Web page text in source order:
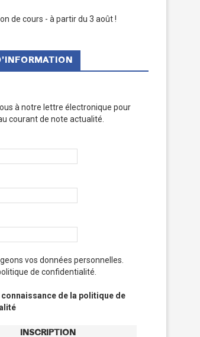
de cours - à partir du 3 août !
à notre lettre électronique pour
courant de note actualité.
vos données personnelles.
de confidentialité.
de la politique de